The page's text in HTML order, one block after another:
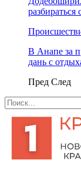
В Анапе за
дань с
Пред След